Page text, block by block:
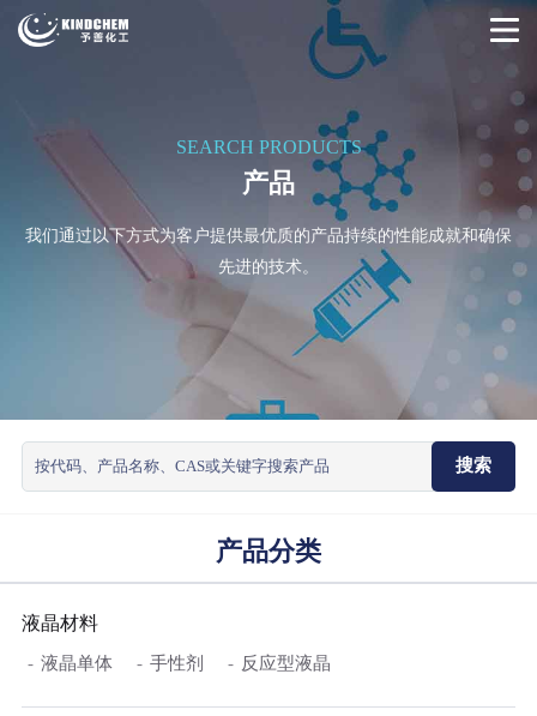
SEARCH PRODUCTS
产品
我们通过以下方式为客户提供最优质的产品持续的性能成就和确保
先进的技术。
搜索
产品分类
液晶材料
液晶单体 手性剂 反应型液晶